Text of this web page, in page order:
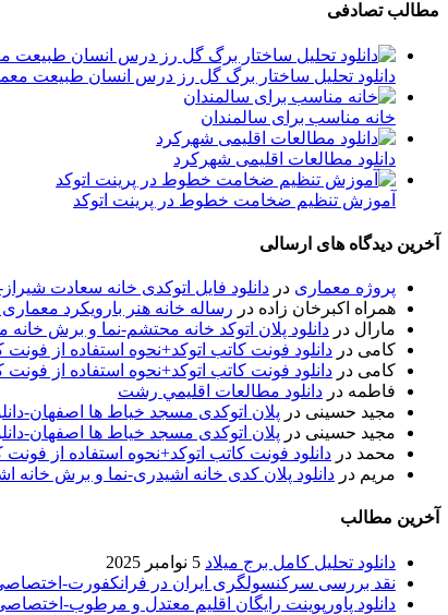
مطالب تصادفی
دانلود تحلیل ساختار برگ گل رز درس انسان طبیعت
خانه مناسب برای سالمندان
دانلود مطالعات اقلیمی شهرکرد
آموزش تنظیم ضخامت خطوط در پرینت اتوکد
آخرین دیدگاه های ارسالی
پروژه معماری در دانلود فایل اتوکدی خانه سعادت
همراه اکبرخان زاده در رساله خانه هنر بارویکرد معماری
مارال در دانلود پلان اتوکد خانه محتشم-نما و برش
کامی در دانلود فونت کاتب اتوکد+نحوه استفاده از فونت
کامی در دانلود فونت کاتب اتوکد+نحوه استفاده از فونت
فاطمه در دانلود مطالعات اقليمي رشت
مجید حسینی در پلان اتوکدی مسجد خیاط ها اصفهان-
مجید حسینی در پلان اتوکدی مسجد خیاط ها اصفهان-
محمد در دانلود فونت کاتب اتوکد+نحوه استفاده از فونت
مریم در دانلود پلان کدی خانه اشیدری-نما و برش خانه
آخرین مطالب
دانلود تحلیل کامل برج میلاد 5 نوامبر 2025
نقد بررسی سرکنسولگری ایران در فرانکفورت-
دانلود پاورپوینت رایگان اقلیم معتدل و مرطوب-